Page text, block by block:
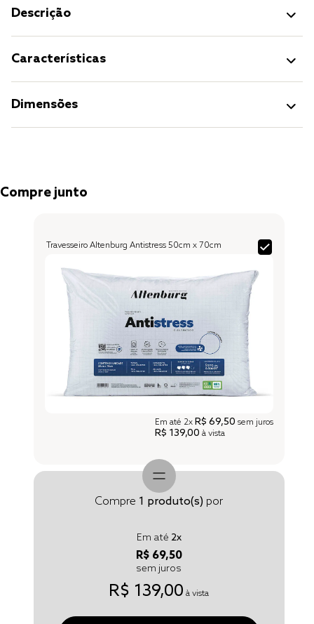
Descrição
Características
Dimensões
Compre junto
Travesseiro Altenburg Antistress 50cm x 70cm
Em até 2x R$ 69,50 sem juros
R$ 139,00 à vista
Compre 1 produto(s) por
Em até 2x
R$ 69,50
sem juros
R$ 139,00 à vista